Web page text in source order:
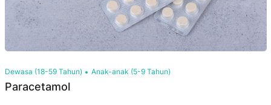
Dewasa (18-59 Tahun) Anak-anak (5-9 Tahun)
Paracetamol